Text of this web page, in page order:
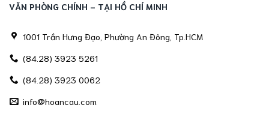
VĂN PHÒNG CHÍNH - TẠI HỒ CHÍ MINH
1001 Trần Hưng Đạo, Phường An Đông, Tp.HCM
(84.28) 3923 5261
(84.28) 3923 0062
info@hoancau.com